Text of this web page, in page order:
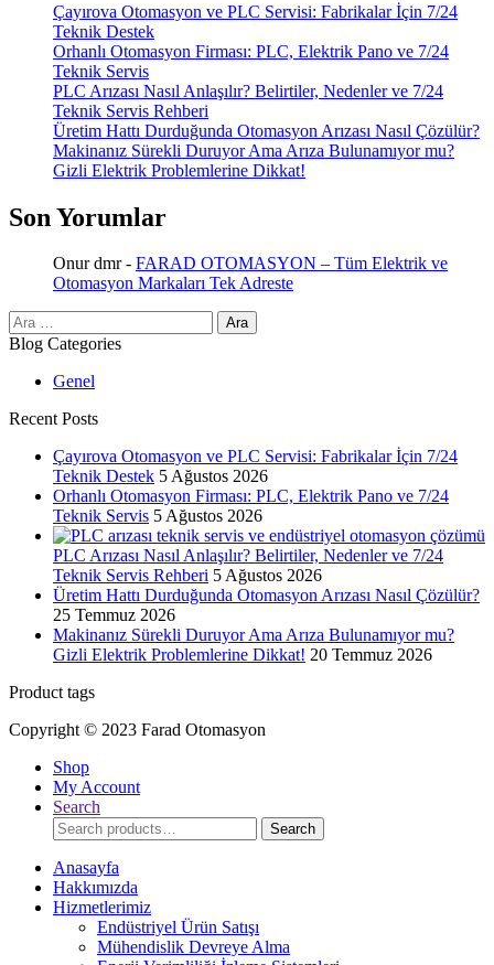
Çayırova Otomasyon ve PLC Servisi: Fabrikalar İçin 7/24
Teknik Destek
Orhanlı Otomasyon Firması: PLC, Elektrik Pano ve 7/24
Teknik Servis
PLC Arızası Nasıl Anlaşılır? Belirtiler, Nedenler ve 7/24
Teknik Servis Rehberi
Üretim Hattı Durduğunda Otomasyon Arızası Nasıl Çözülür?
Makinanız Sürekli Duruyor Ama Arıza Bulunamıyor mu?
Gizli Elektrik Problemlerine Dikkat!
Son Yorumlar
Onur dmr- FARAD OTOMASYON – Tüm Elektrik ve
Otomasyon Markaları Tek Adreste
Arama:
Blog Categories
Genel
Recent Posts
Çayırova Otomasyon ve PLC Servisi: Fabrikalar İçin 7/24
Teknik Destek 5 Ağustos 2026
Orhanlı Otomasyon Firması: PLC, Elektrik Pano ve 7/24
Teknik Servis 5 Ağustos 2026
PLC Arızası Nasıl Anlaşılır? Belirtiler, Nedenler ve 7/24
Teknik Servis Rehberi 5 Ağustos 2026
Üretim Hattı Durduğunda Otomasyon Arızası Nasıl Çözülür?
25 Temmuz 2026
Makinanız Sürekli Duruyor Ama Arıza Bulunamıyor mu?
Gizli Elektrik Problemlerine Dikkat! 20 Temmuz 2026
Product tags
Copyright © 2023 Farad Otomasyon
Shop
My Account
Search
Search
for:
Search
Anasayfa
Hakkımızda
Hizmetlerimiz
Endüstriyel Ürün Satışı
Mühendislik Devreye Alma